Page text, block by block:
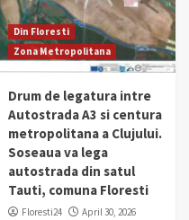
Din Floresti
Zona Metropolitana
Drum de legatura intre
Autostrada A3 si centura
metropolitana a Clujului.
Soseaua va lega
autostrada din satul
Tauti, comuna Floresti
Floresti24 April 30, 2026